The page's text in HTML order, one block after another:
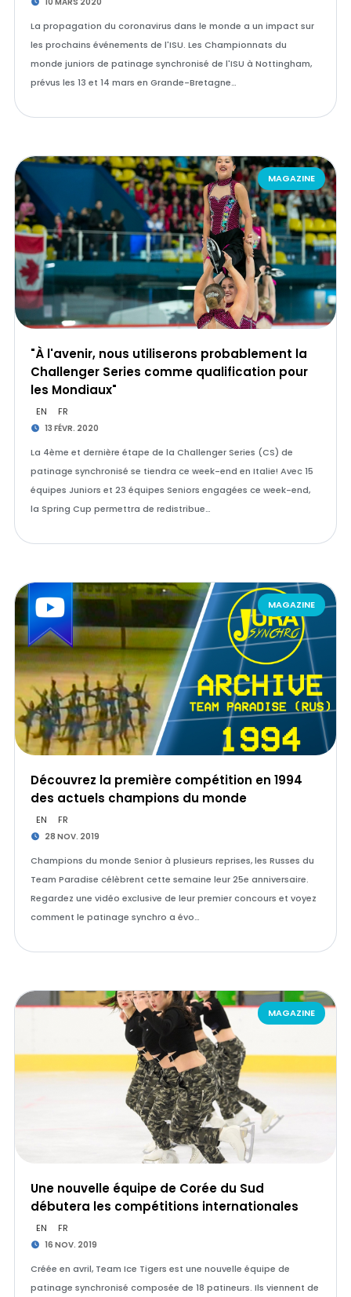
La propagation du coronavirus dans le monde a un impact sur
les prochains événements de l'ISU. Les Championnats du
monde juniors de patinage synchronisé de l'ISU à Nottingham,
prévus les 13 et 14 mars en Grande-Bretagne…
MAGAZINE
"À l'avenir, nous utiliserons probablement la
Challenger Series comme qualification pour
les Mondiaux"
EN FR
13 FÉVR. 2020
La 4ème et dernière étape de la Challenger Series (CS) de
patinage synchronisé se tiendra ce week-end en Italie! Avec 15
équipes Juniors et 23 équipes Seniors engagées ce week-end,
la Spring Cup permettra de redistribue…
MAGAZINE
Découvrez la première compétition en 1994
des actuels champions du monde
EN FR
28 NOV. 2019
Champions du monde Senior à plusieurs reprises, les Russes du
Team Paradise célèbrent cette semaine leur 25e anniversaire.
Regardez une vidéo exclusive de leur premier concours et voyez
comment le patinage synchro a évo…
MAGAZINE
Une nouvelle équipe de Corée du Sud
débutera les compétitions internationales
EN FR
16 NOV. 2019
Créée en avril, Team Ice Tigers est une nouvelle équipe de
patinage synchronisé composée de 18 patineurs. Ils viennent de